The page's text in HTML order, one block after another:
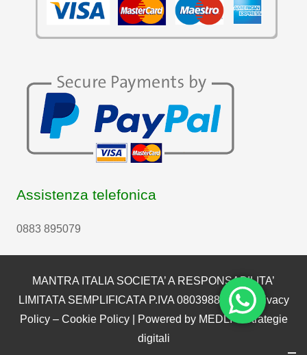
Assistenza telefonica
0883 895079
MANTRA ITALIA SOCIETA’ A RESPONSABILITA’
LIMITATA SEMPLIFICATA P.IVA 08039880722 | Privacy
Policy– Cookie Policy| Powered by MEDLI – Strategie
digitali